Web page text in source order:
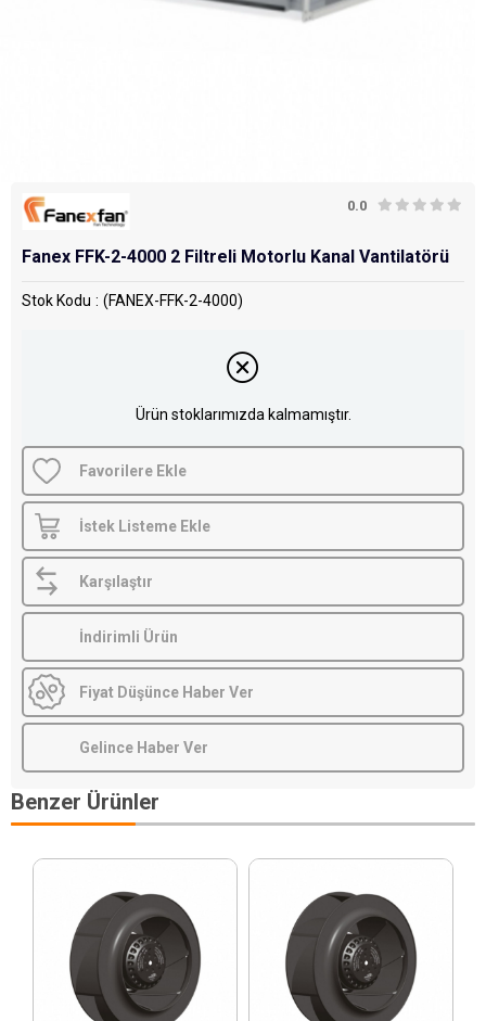
0.0
Fanex FFK-2-4000 2 Filtreli Motorlu Kanal Vantilatörü
Stok Kodu (FANEX-FFK-2-4000)
Ürün stoklarımızda kalmamıştır.
Favorilere Ekle
İstek Listeme Ekle
Karşılaştır
İndirimli Ürün
Fiyat Düşünce Haber Ver
Gelince Haber Ver
Benzer Ürünler